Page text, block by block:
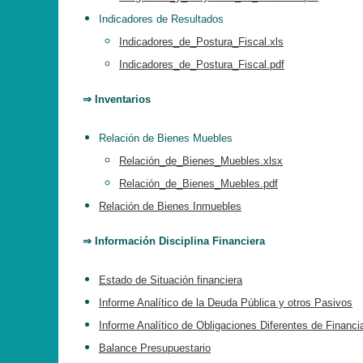
Indicadores de Resultados
Indicadores_de_Postura_Fiscal.xls
Indicadores_de_Postura_Fiscal.pdf
⇒ Inventarios
Relación de Bienes Muebles
Relación_de_Bienes_Muebles.xlsx
Relación_de_Bienes_Muebles.pdf
Relación de Bienes Inmuebles
⇒ Información Disciplina Financiera
Estado de Situación financiera
Informe Analítico de la Deuda Pública y otros Pasivos
Informe Analítico de Obligaciones Diferentes de
Balance Presupuestario